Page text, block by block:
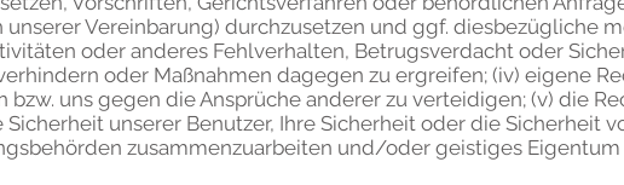
unserer Vereinbarung) durchzusetzen und ggf. diesbezügliche
oder anderes Fehlverhalten, Betrugsverdacht oder
oder Maßnahmen dagegen zu ergreifen; (iv) eigene
bzw. uns gegen die Ansprüche anderer zu verteidigen; (v) die
Sicherheit unserer Benutzer, Ihre Sicherheit oder die Sicherheit
zusammenzuarbeiten und/oder geistiges Eigentum